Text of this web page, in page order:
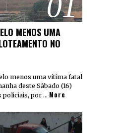
MENOS UMA
NO
menos uma vítima fatal
deste Sàbado (16)
policiais, por … More